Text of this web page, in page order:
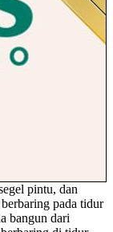
pintu, dan
pada tidur
bangun dari